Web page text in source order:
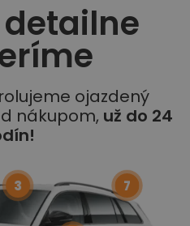
ojazdený
nákupom, už do 24
3 7